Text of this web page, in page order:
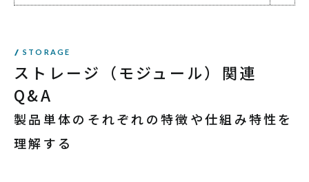
STORAGE
ストレージ
（モジュール）関連
Q&A
製品単体のそれぞれの特徴や仕組み特性を
理解する